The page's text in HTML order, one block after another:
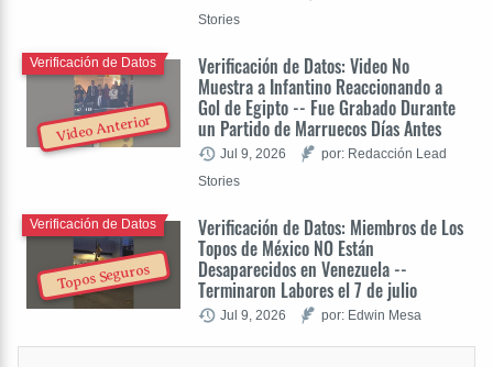
Stories
Video Anterior
Verificación de Datos: Video No
Muestra a Infantino Reaccionando a
Gol de Egipto -- Fue Grabado Durante
un Partido de Marruecos Días Antes
Verificación de Datos
Jul 9, 2026
por: Redacción Lead
Stories
Topos Seguros
Verificación de Datos: Miembros de Los
Topos de México NO Están
Desaparecidos en Venezuela --
Terminaron Labores el 7 de julio
Verificación de Datos
Jul 9, 2026 por: Edwin Mesa